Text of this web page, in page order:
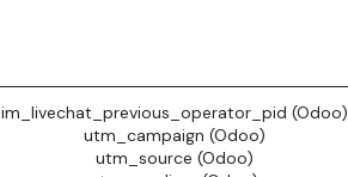
im_livechat_previous_operator_pid (Odoo)
utm_campaign (Odoo)
utm_source (Odoo)